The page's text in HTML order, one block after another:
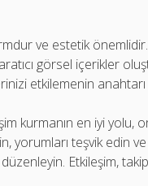
ve estetik
görsel içerikler
etkilemenin
kurmanın en iyi yolu,
yorumları teşvik edin
düzenleyin. Etkileşim,